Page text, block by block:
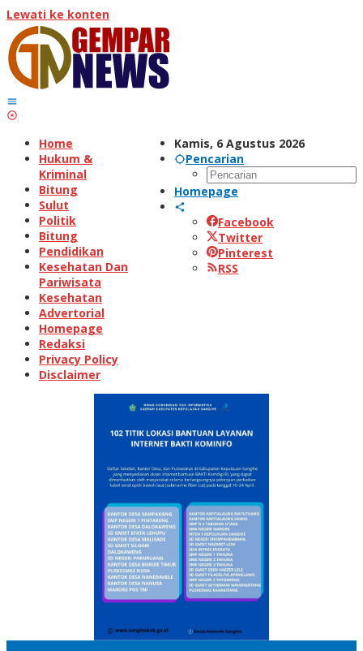
Lewati ke konten
Kamis, 6 Agustus 2026
Pencarian
Homepage
Facebook
Twitter
Pinterest
RSS
Home
Hukum &
Kriminal
Bitung
Sulut
Politik
Bitung
Pendidikan
Kesehatan Dan
Pariwisata
Kesehatan
Advertorial
Homepage
Redaksi
Privacy Policy
Disclaimer